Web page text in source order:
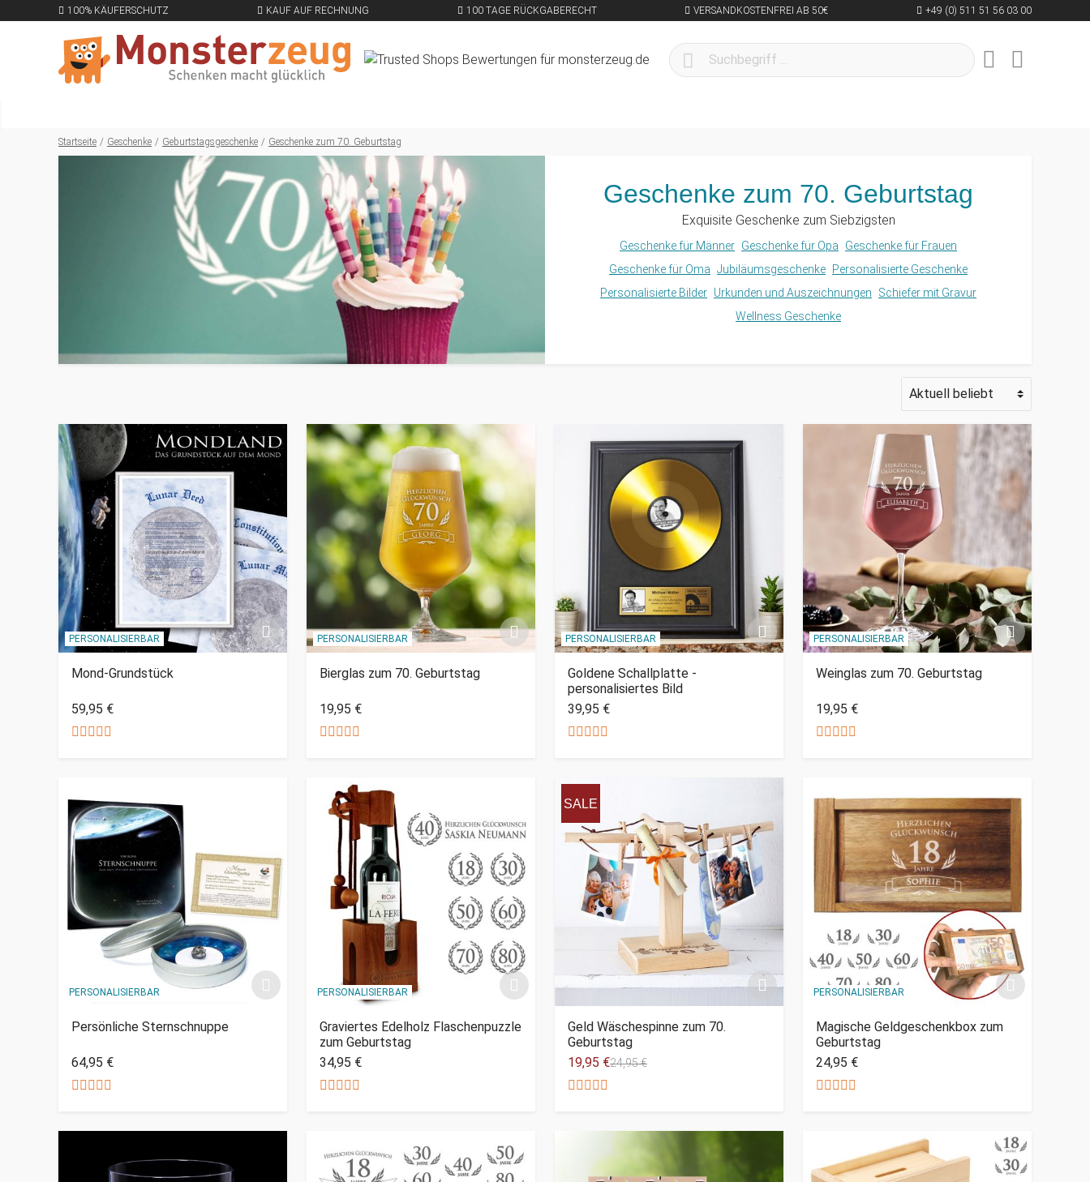
100% KÄUFERSCHUTZ KAUF AUF RECHNUNG 100 TAGE RÜCKGABERECHT VERSANDKOSTENFREI AB 50€ +49 (0) 511 51 56 03 00
Startseite Geschenke Geburtstagsgeschenke Geschenke zum 70. Geburtstag
Geschenke zum 70. Geburtstag
Exquisite Geschenke zum Siebzigsten
Geschenke für Männer Geschenke für Opa
Geschenke für Frauen
Geschenke für Oma Jubiläumsgeschenke
Personalisierte Geschenke
Personalisierte Bilder Urkunden und Auszeichnungen
Schiefer mit Gravur
Wellness Geschenke
PERSONALISIERBAR
Mond-Grundstück
59,95 €
PERSONALISIERBAR
Bierglas zum 70. Geburtstag
19,95 €
PERSONALISIERBAR
Goldene Schallplatte -
personalisiertes Bild
39,95 €
PERSONALISIERBAR
Weinglas zum 70. Geburtstag
19,95 €
PERSONALISIERBAR
Persönliche Sternschnuppe
64,95 €
PERSONALISIERBAR
Graviertes Edelholz Flaschenpuzzle
zum Geburtstag
34,95 €
SALE
Geld Wäschespinne zum 70.
Geburtstag
19,95 €24,95 €
PERSONALISIERBAR
Magische Geldgeschenkbox zum
Geburtstag
24,95 €